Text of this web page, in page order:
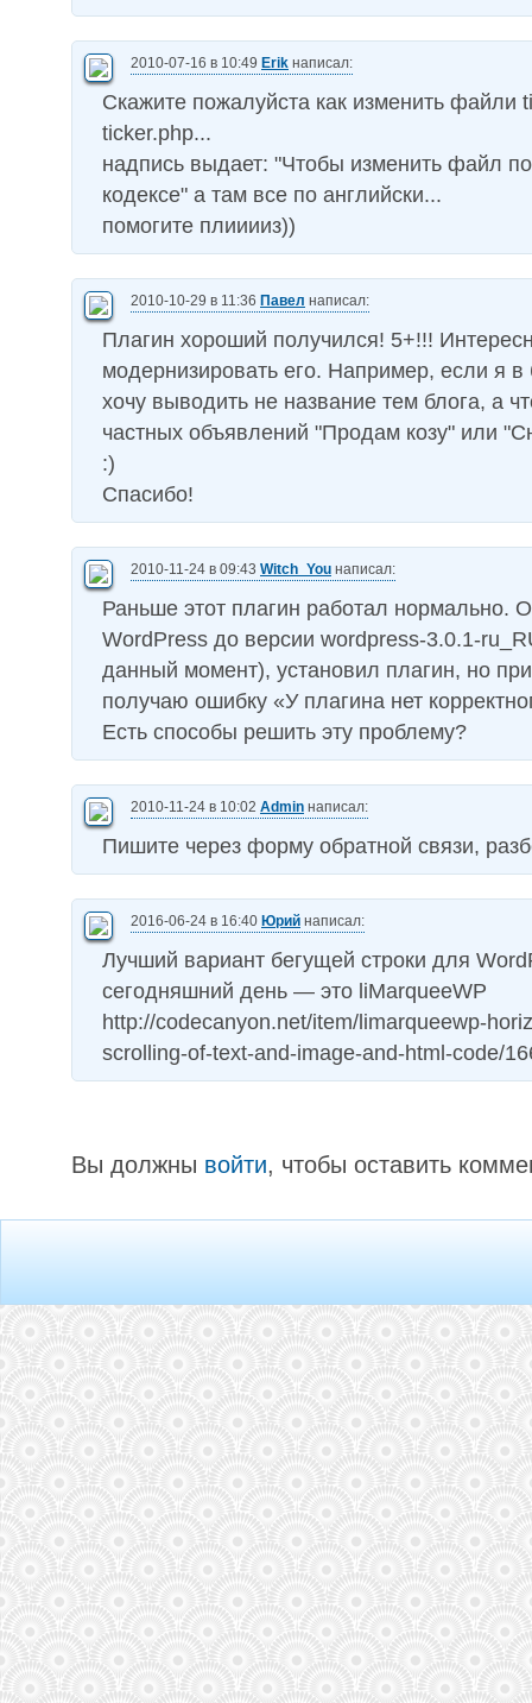
2010-07-16 в 10:49 Erik написал:
Скажите пожалуйста как изменить файли
ticker.php...
надпись выдает: "Чтобы изменить файл
кодексе" а там все по английски...
помогите плииииз))
2010-10-29 в 11:36 Павел написал:
Плагин хороший получился! 5+!!!
модернизировать его. Например, если я в
хочу выводить не название тем блога, а
частных объявлений "Продам козу" или
:)
Спасибо!
2010-11-24 в 09:43 Witch_You написал:
Раньше этот плагин работал нормально.
WordPress до версии wordpress-3.0.1-
данный момент), установил плагин, но
получаю ошибку «У плагина нет
Есть способы решить эту проблему?
2010-11-24 в 10:02 Admin написал:
Пишите через форму обратной связи,
2016-06-24 в 16:40 Юрий написал:
Лучший вариант бегущей строки для
сегодняшний день — это liMarqueeWP
http://codecanyon.net/item/limarqueewp-
scrolling-of-text-and-image-and-html-code/
Вы должны войти, чтобы оставить